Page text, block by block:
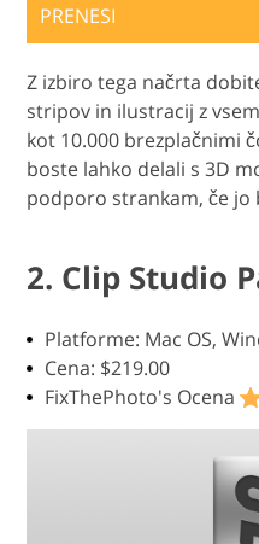
PRENESI
Z izbiro tega načrta
stripov in ilustracij z
kot 10.000 brezplačnimi
boste lahko delali s 3D
podporo strankam, če jo
2. Clip Studio
Platforme: Mac OS,
Cena: $219.00
FixThePhoto's Ocena